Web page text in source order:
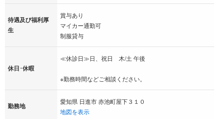
そんなあなたの希望に合わせて週2日以上の勤務でご相談くださ
い！年末年始、夏季休暇、ＧＷ休暇と長期休暇もありますので
しっかりとお休みをして頂けます。また残業も少なく中抜けの
時間も長いためプライベートも充実できリフレッシュして頂け
【通いやすい立地】
地下鉄『平針駅』より徒歩5分の場所にあるので通勤も楽々！ご
要望があればマイカー通勤も可能ですので是非ご相談くださ
待遇及び福利厚
生
賞与あり
マイカー通勤可
制服貸与
休日･休暇
≪休診日≫日、祝日 木/土 午後
※勤務時間などご相談ください。
勤務地
愛知県 日進市 赤池町屋下３１０
地図を表示